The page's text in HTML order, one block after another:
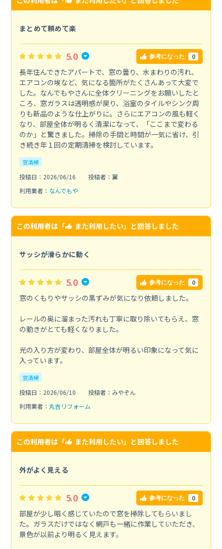
まとめて頼めて楽
5.0 参考になった 0
長年住んできたアパートで、窓の曇り、水まわりの汚れ、
エアコンの埃など、気になる箇所がたくさんあって大変で
した。なんでもやさんに全体クリーニングをお願いしたと
ころ、窓ガラスは透明感が戻り、浴室のタイルやシンク周
りも新品のような仕上がりに。さらにエアコンの風も軽く
なり、部屋全体が明るく清潔になって、「ここまで変わる
のか」と驚きました。掃除の手間と時間が一気に省け、引
き続き年１回の定期清掃を検討しています。
窓清掃
投稿日：2026/06/16
投稿者：翼
利用業者： なんでもや
この利用者は「 また利用したい」と回答しました
サッシが滑らかに動く
5.0 参考になった 0
窓のくもりやサッシの黒ずみが気になり依頼しました。
レールの奥に溜まった汚れも丁寧に取り除いてもらえ、窓
の動きがとても軽くなりました。
光の入り方が変わり、部屋全体が明るい印象になって気に
入っています。
窓清掃
投稿日：2026/06/10
投稿者：みやぞん
利用業者： 丸吉リフォーム
この利用者は「 また利用したい」と回答しました
外がよく見える
5.0 参考になった 0
部屋が少し暗く感じていたので窓を掃除してもらいまし
た。ガラスだけではなく網戸も一緒に作業していただき、
景色が以前より明るく見えます。